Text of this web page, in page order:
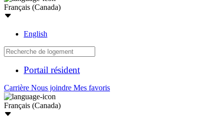
Français (Canada)
English
Portail résident
Carrière Nous joindre Mes favoris
Français (Canada)